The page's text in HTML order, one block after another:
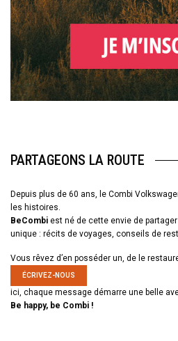
PARTAGEONS LA ROUTE
Depuis plus de 60 ans, le Combi
les histoires.
BeCombi est né de cette envie de
unique : récits de voyages, conseils de
Vous rêvez d’en posséder un, de le
ÉCRIVEZ-NOUS
ici, chaque message démarre une belle
Be happy, be Combi !